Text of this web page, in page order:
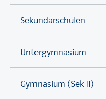
Sekundarschulen
Untergymnasium
Gymnasium (Sek II)